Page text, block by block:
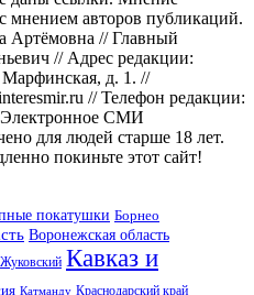
мнением авторов публикаций.
Артёмовна // Главный
// Адрес редакции:
д. 1. //
// Телефон редакции:
Электронное СМИ
для людей старше 18 лет.
покиньте этот сайт!
покатушки Борнео
Воронежская область
Жуковский Кавказ и
Катманду Краснодарский край